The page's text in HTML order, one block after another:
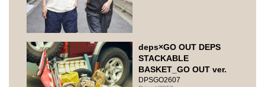
deps×GO OUT DEPS
STACKABLE
BASKET_GO OUT ver.
DPSGO2607